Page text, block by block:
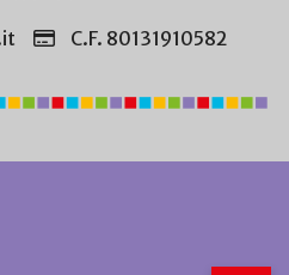
C.F. 80131910582